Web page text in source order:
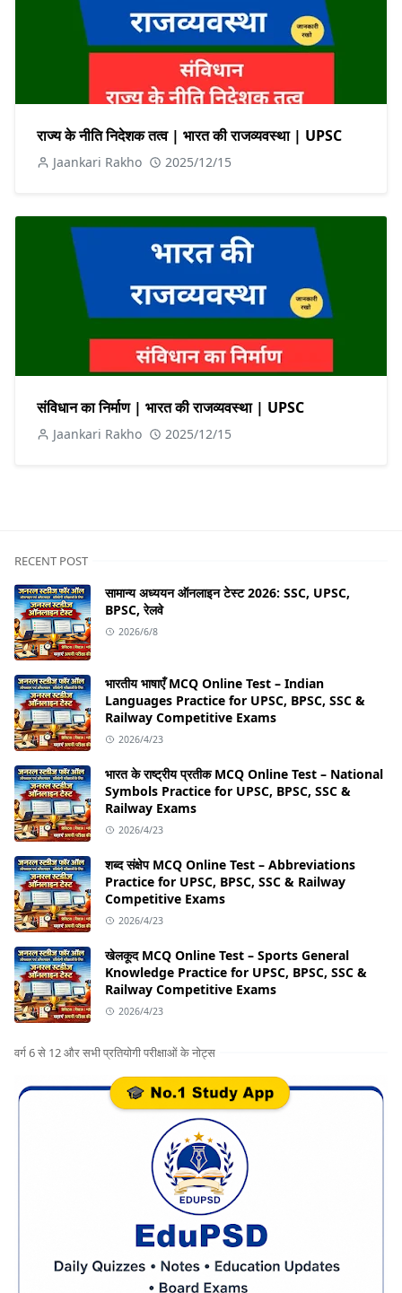
राज्य के नीति निदेशक तत्व | भारत की राजव्यवस्था | UPSC
Jaankari Rakho 2025/12/15
संविधान का निर्माण | भारत की राजव्यवस्था | UPSC
Jaankari Rakho 2025/12/15
RECENT POST
सामान्य अध्ययन ऑनलाइन टेस्ट 2026: SSC, UPSC,
BPSC, रेलवे
2026/6/8
भारतीय भाषाएँ MCQ Online Test – Indian
Languages Practice for UPSC, BPSC, SSC &
Railway Competitive Exams
2026/4/23
भारत के राष्ट्रीय प्रतीक MCQ Online Test – National
Symbols Practice for UPSC, BPSC, SSC &
Railway Exams
2026/4/23
शब्द संक्षेप MCQ Online Test – Abbreviations
Practice for UPSC, BPSC, SSC & Railway
Competitive Exams
2026/4/23
खेलकूद MCQ Online Test – Sports General
Knowledge Practice for UPSC, BPSC, SSC &
Railway Competitive Exams
2026/4/23
वर्ग 6 से 12 और सभी प्रतियोगी परीक्षाओं के नोट्स